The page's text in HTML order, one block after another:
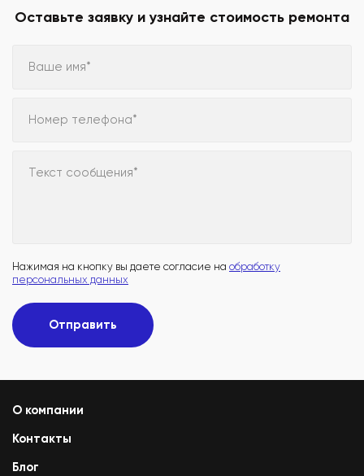
Оставьте заявку и узнайте стоимость ремонта
Ваше имя*
Номер телефона*
Текст сообщения*
Нажимая на кнопку вы даете согласие на обработку
персональных данных
Отправить
О компании
Контакты
Блог